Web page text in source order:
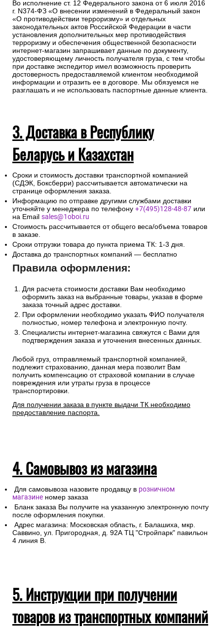
Во исполнение ст. 12 Федерального закона от 6 июля 2016
г. N374-ФЗ «О внесении изменений в Федеральный закон
«О противодействии терроризму» и отдельных
законодательных актов Российской Федерации в части
установления дополнительных мер противодействия
терроризму и обеспечения общественной безопасности
интернет-магазин запрашивает данные по документу,
удостоверяющему личность получателя груза, с тем чтобы
при доставке экспедитор имел возможность проверить
достоверность предоставляемой клиентом необходимой
информации и отразить ее в договоре. Мы обязуемся не
разглашать и не использовать паспортные данные клиента.
3. Доставка в Республику
Беларусь и Казахстан
Сроки и стоимость доставки транспортной компанией
(СДЭК, Боксберри) рассчитывается автоматически на
странице оформления заказа.
Информацию по отправке другими службами доставки
уточняйте у менеджера по телефону +7(495)128-48-87 или
на Email sales@1oboi.ru
Стоимость рассчитывается от общего веса/объема товаров
в заказе.
Сроки отгрузки товара до пункта приема ТК: 1-3 дня.
Доставка до транспортных компаний — бесплатно
Правила оформления:
Для расчета стоимости доставки Вам необходимо
оформить заказ на выбранные товары, указав в форме
заказа точный адрес доставки.
При оформлении необходимо указать ФИО получателя
полностью, номер телефона и электронную почту.
Специалисты интернет-магазина свяжутся с Вами для
подтверждения заказа и уточнения внесенных данных.
Любой груз, отправляемый транспортной компанией,
подлежит страхованию, данная мера позволит Вам
получить компенсацию от страховой компании в случае
повреждения или утраты груза в процессе
транспортировки.
Для получении заказа в пункте выдачи ТК необходимо
предоставление паспорта.
4. Самовывоз из магазина
Для самовывоза назовите продавцу в розничном
магазине номер заказа
Бланк заказа Вы получите на указанную электронную почту
после оформления покупки.
Адрес магазина: Московская область, г. Балашиха, мкр.
Саввино, ул. Пригородная, д. 92А ТЦ "Стройпарк" павильон
4 линия В.
5. Инструкции при получении
товаров из транспортных компаний